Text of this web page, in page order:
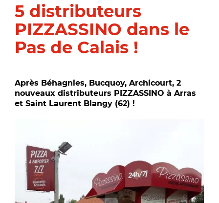
5 distributeurs
PIZZASSINO dans le
Pas de Calais !
Après Béhagnies, Bucquoy, Archicourt, 2
nouveaux distributeurs PIZZASSINO à Arras
et Saint Laurent Blangy (62) !